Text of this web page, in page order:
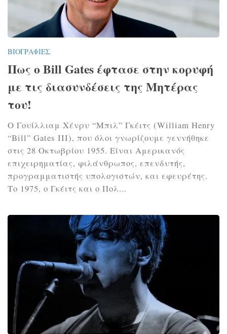
ΒΙΟΓΡΑΦΊΕΣ
Πως ο Bill Gates έφτασε στην κορυφή
με τις διασυνδέσεις της Μητέρας
του!
Ο Γουίλλιαμ Χένρυ “Μπιλ” Γκέιτς (William Henry
“Bill” Gates III), που όλοι γνωρίζουμε γεννήθηκε
στις 28 Οκτωβρίου 1955. Είναι Αμερικανός
επιχειρηματίας, φιλάνθρωπος, επενδυτής,
προγραμματιστής υπολογιστών, και εφευρέτης.
Το 1975, ο Γκέιτς και ο Πολ...